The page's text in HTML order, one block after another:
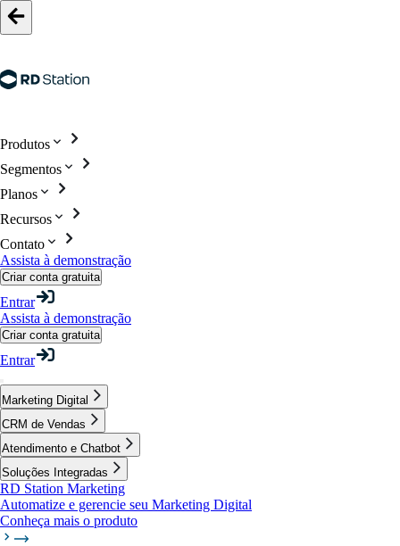
Produtos
Segmentos
Planos
Recursos
Contato
Assista à demonstração
Criar conta gratuita
Entrar
Assista à demonstração
Criar conta gratuita
Entrar
Marketing Digital
CRM de Vendas
Atendimento e Chatbot
Soluções Integradas
RD Station Marketing
Automatize e gerencie seu Marketing Digital
Conheça mais o produto